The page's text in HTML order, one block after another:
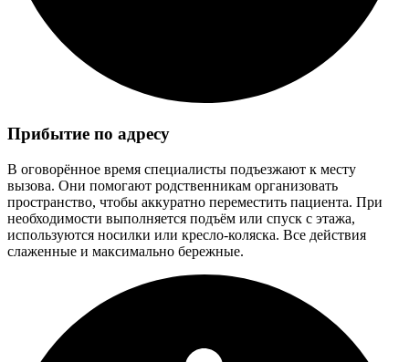
Прибытие по адресу
В оговорённое время специалисты подъезжают к месту
вызова. Они помогают родственникам организовать
пространство, чтобы аккуратно переместить пациента. При
необходимости выполняется подъём или спуск с этажа,
используются носилки или кресло-коляска. Все действия
слаженные и максимально бережные.